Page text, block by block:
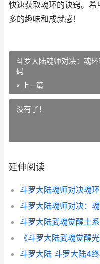
快速获取魂环的诀窍。希
多的趣味和成就感！
斗罗大陆魂师对决：魂
码
« 上一篇
没有了！
延伸阅读
斗罗大陆 斗罗大陆4